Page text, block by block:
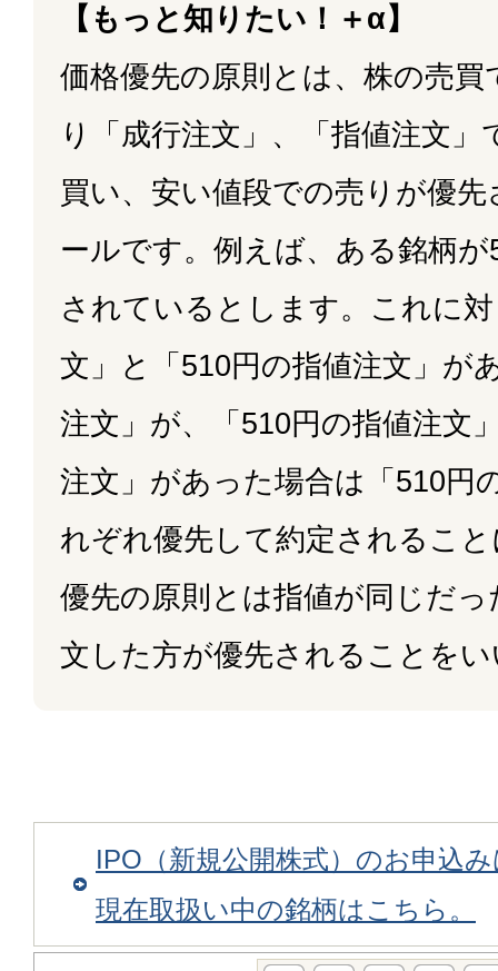
【もっと知りたい！＋α】
価格優先の原則とは、株の売買
り「成行注文」、「指値注文
買い、安い値段での売りが優
ールです。例えば、ある銘柄
されているとします。これに
文」と「510円の指値注文」が
注文」が、「510円の指値注文
注文」があった場合は「510円
れぞれ優先して約定されるこ
優先の原則とは指値が同じだ
文した方が優先されることを
IPO（新規公開株式）のお申込
現在取扱い中の銘柄はこちら。